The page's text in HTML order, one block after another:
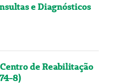
e Diagnósticos
de Reabilitação
8)